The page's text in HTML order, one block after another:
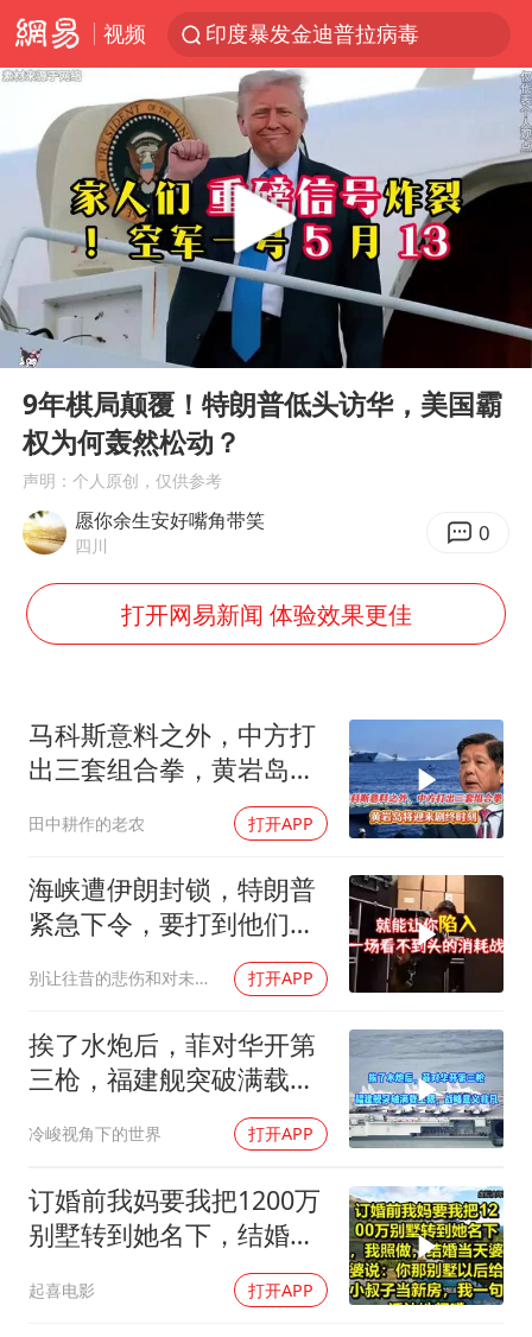
视频
印度暴发金迪普拉病毒
41岁女子为鼓励女儿考上985研究生
24小时不关空调 电费反而更低？
“事业单位招聘不是人情买卖”
杭州一小区17楼玻璃幕墙爆裂
南大数院院长疑辞职信里写不想干了
美国退回1000亿美元关税
杨某某拒服兵役 不得录用为公务员
新华社权威快报|我国编制完成新版全月地质图
知识产权强国建设驶入“快车道”
曝张一鸣下死命令：不依赖AI蒸馏技术
中国经济展现强大韧性和活力
Play
00:00
9年棋局颠覆！特朗普低头访华，美国霸
权为何轰然松动？
声明：个人原创，仅供参考
愿你余生安好嘴角带笑
四川 0
打开网易新闻 体验效果更佳
马科斯意料之外，中方打
出三套组合拳，黄岩岛将
田中耕作的老农 打开APP
海峡遭伊朗封锁，特朗普
紧急下令，要打到他们承
别让往昔的悲伤和对未来的恐惧 打开APP
挨了水炮后，菲对华开第
三枪，福建舰突破满载上
冷峻视角下的世界 打开APP
订婚前我妈要我把1200万
别墅转到她名下，结婚当
天婆婆说：你那别墅给小
叔子当新房
起喜电影 打开APP